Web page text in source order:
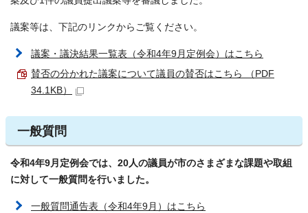
議案等は、下記のリンクからご覧ください。
議案・議決結果一覧表（令和4年9月定例会）はこちら
賛否の分かれた議案について議員の賛否はこちら （PDF
34.1KB）
一般質問
令和4年9月定例会では、20人の議員が市のさまざまな課題や取組
に対して一般質問を行いました。
一般質問通告表（令和4年9月）はこちら